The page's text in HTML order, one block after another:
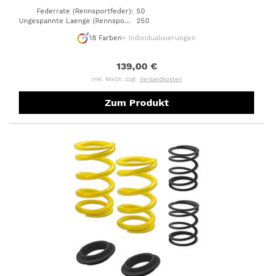
Federrate (Rennsportfeder): 50
Ungespannte Laenge (Rennsportfeder)
250
18 Farben+ Individualisierungen
139,00 €
inkl. MwSt. zzgl. Versandkosten
Zum Produkt